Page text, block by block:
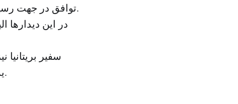
توافق در جهت رسیدن راه‌حل سیاسی عادلانه و پایدار برای تنش یمن، بحث و گفتگو کرد.
در این دیدارها
سفیر
یمن، بهبود شرایط اقتصادی و کاهش رنج‌های انسانی در یمن تأکید کرد.